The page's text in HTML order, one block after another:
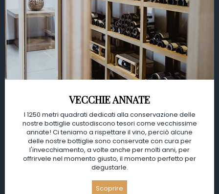
VECCHIE ANNATE
I 1250 metri quadrati dedicati alla conservazione delle
nostre bottiglie custodiscono tesori come vecchissime
annate! Ci teniamo a rispettare il vino, perciò alcune
delle nostre bottiglie sono conservate con cura per
l'invecchiamento, a volte anche per molti anni, per
offrirvele nel momento giusto, il momento perfetto per
degustarle.